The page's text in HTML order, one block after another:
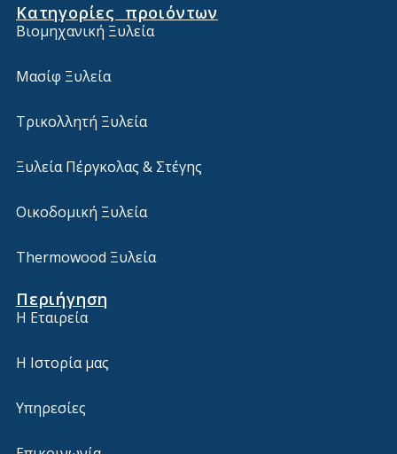
Κατηγορίες προιόντων
Βιομηχανική Ξυλεία
Μασίφ Ξυλεία
Τρικολλητή Ξυλεία
Ξυλεία Πέργκολας & Στέγης
Οικοδομική Ξυλεία
Thermowood Ξυλεία
Περιήγηση
Η Εταιρεία
Η Ιστορία μας
Υπηρεσίες